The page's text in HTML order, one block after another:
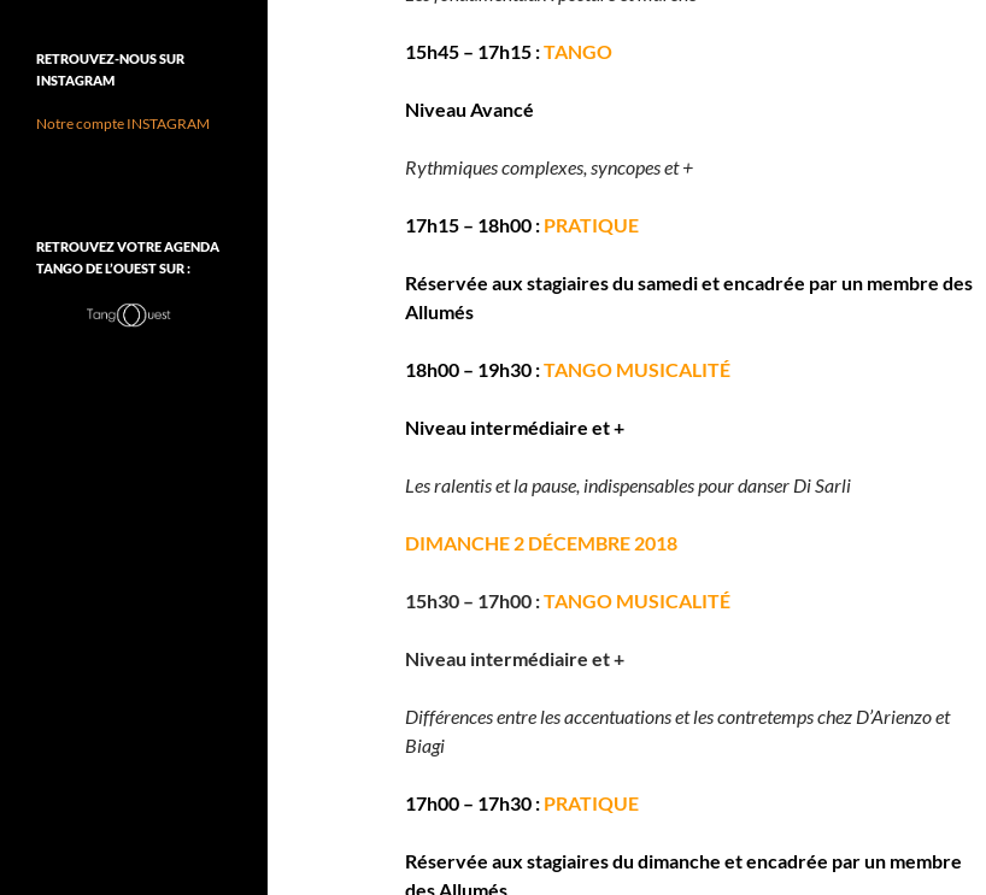
15h45 – 17h15 :TANGO
Niveau Avancé
Rythmiques complexes, syncopes et +
17h15 – 18h00 : PRATIQUE
Réservée aux stagiaires du samedi et encadrée par un membre des
Allumés
18h00 – 19h30 :TANGO MUSICALITÉ
Niveau intermédiaire et +
Les ralentis et la pause, indispensables pour danser Di Sarli
DIMANCHE 2 DÉCEMBRE 2018
15h30 – 17h00 :TANGO MUSICALITÉ
Niveau intermédiaire et +
Différences entre les accentuations et les contretemps chez D’Arienzo et
Biagi
17h00 – 17h30 : PRATIQUE
Réservée aux stagiaires du dimanche et encadrée par un membre
des Allumés
RETROUVEZ-NOUS SUR
INSTAGRAM
Notre compte INSTAGRAM
RETROUVEZ VOTRE AGENDA
TANGO DE L’OUEST SUR :